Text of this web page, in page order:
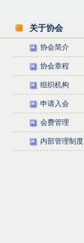
关于协会
协会简介
协会章程
组织机构
申请入会
会费管理
内部管理制度